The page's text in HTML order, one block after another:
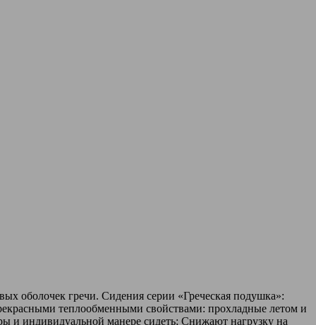
оболочек гречи. Сидения серии «Греческая подушка»:
теплообменными свойствами: прохладные летом и
и индивидуальной манере сидеть; Снижают нагрузку на